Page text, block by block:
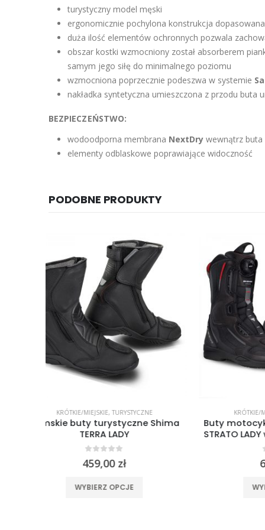
turystyczny model męski
ergonomicznie pochylona konstrukcja
duża ilość elementów ochronnych pozwala
obszar kostki wzmocniony został absorberem
samym jego siłę do minimalnego poziomu
wzmocniona poprzecznie podeszwa w systemie
nakładka syntetyczna umieszczona z przodu buta
BEZPIECZEŃSTWO:
wodoodporna membrana NextDry wewnątrz buta
elementy odblaskowe poprawiające widoczność
PODOBNE PRODUKTY
KRÓTKIE/MIEJSKIE,TURYSTYCZNE
Buty motocyklowe damskie Shima
STRATO LADY wysoce wentylowane
out of 5
669,00
WYBIERZ OPCJE
Buty